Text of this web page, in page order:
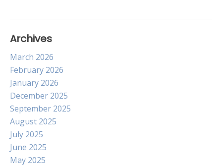
Archives
March 2026
February 2026
January 2026
December 2025
September 2025
August 2025
July 2025
June 2025
May 2025